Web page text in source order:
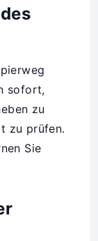
sofort,
zu
zu prüfen.
Sie